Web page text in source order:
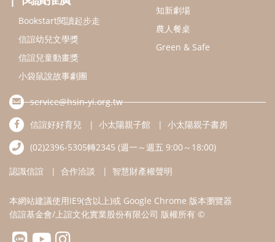
認識信誼 合作洽談 智慧財產權聲明
本網站建議使用IE9(含以上)或 Google Chrome 版本瀏覽器
信誼基金會/上誼文化實業股份有限公司 版權所有 ©